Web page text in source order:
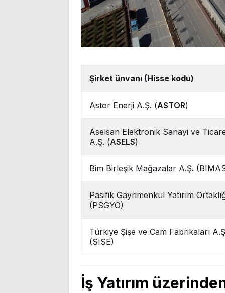
Şirket ünvanı (Hisse kodu)
Astor Enerji A.Ş. (ASTOR)
Aselsan Elektronik Sanayi ve
A.Ş. (ASELS)
Bim Birleşik Mağazalar A.Ş.
Pasifik Gayrimenkul Yatırım
(PSGYO)
Türkiye Şişe ve Cam Fabrikaları
(SISE)
İş Yatırım